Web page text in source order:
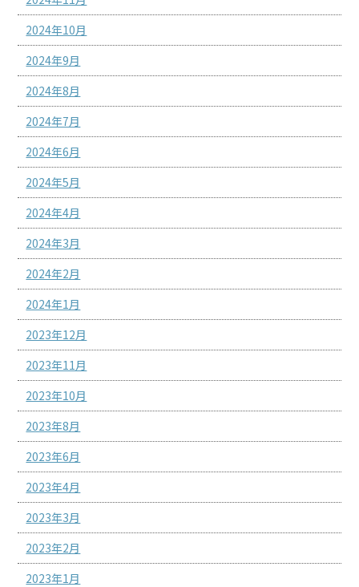
2024年10月
2024年9月
2024年8月
2024年7月
2024年6月
2024年5月
2024年4月
2024年3月
2024年2月
2024年1月
2023年12月
2023年11月
2023年10月
2023年8月
2023年6月
2023年4月
2023年3月
2023年2月
2023年1月